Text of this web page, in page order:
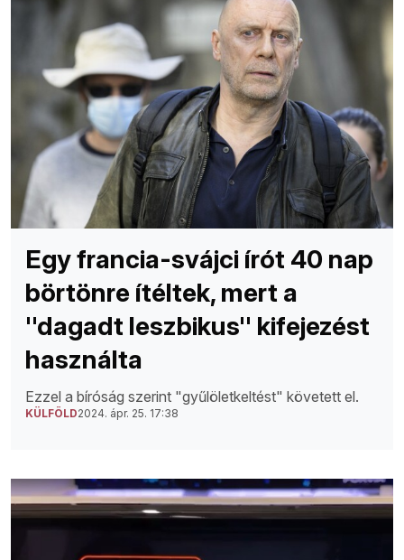
Egy francia-svájci írót 40 nap
börtönre ítéltek, mert a
''dagadt leszbikus'' kifejezést
használta
Ezzel a bíróság szerint "gyűlöletkeltést" követett el.
KÜLFÖLD2024. ápr. 25. 17:38